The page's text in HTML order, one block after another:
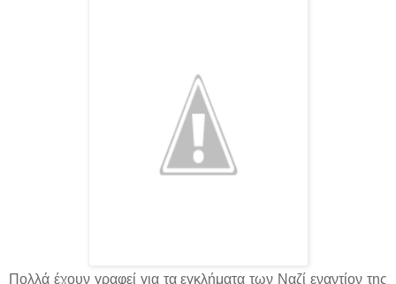
Πολλά έχουν γραφεί για τα εγκλήματα των Ναζί εναντίον της